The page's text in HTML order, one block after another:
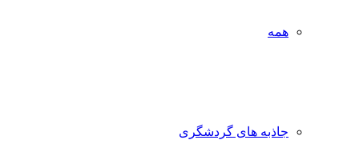
همه
جاذبه‌ های گردشگری